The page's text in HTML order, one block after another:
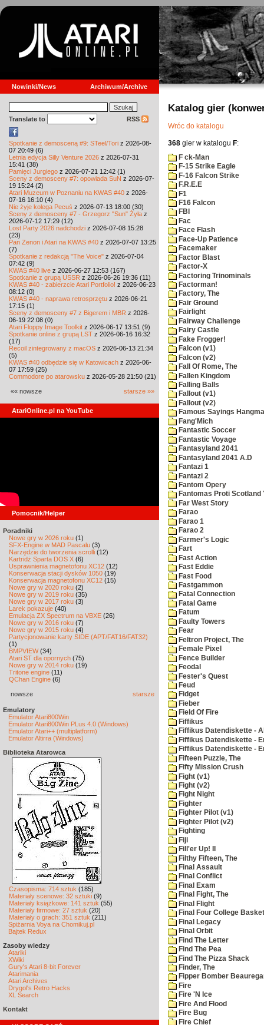
Nowinki/News Archiwum/Archive
Translate to RSS
Spotkanie z demosceną #9: STeel/Tori z 2026-08-
07 20:49 (6)
Letnia edycja Silly Venture 2026 z 2026-07-31
15:41 (38)
Pamięci Jurgiego z 2026-07-21 12:42 (1)
Sceny z demosceny #7: opowiada SuN z 2026-07-
19 15:24 (2)
Atari Muzeum w Poznaniu na KWAS #40 z 2026-
07-16 16:10 (4)
Nie żyje kolega Pecuś z 2026-07-13 18:00 (30)
Sceny z demosceny #7 - Grzegorz "Sun" Żyła z
2026-07-12 17:29 (12)
Lost Party 2026 nadchodzi z 2026-07-08 15:28
(23)
Pan Zenon i Atari na KWAS #40 z 2026-07-07 13:25
(7)
Spotkanie z redakcją "The Voice" z 2026-07-04
07:42 (9)
KWAS #40 live z 2026-06-27 12:53 (167)
Spotkanie z grupą USSR z 2026-06-26 19:36 (11)
KWAS #40 - zabierzcie Atari Portfolio! z 2026-06-23
08:12 (0)
KWAS #40 - naprawa retrosprzętu z 2026-06-21
17:15 (1)
Sceny z demosceny #7 z Bigerem i MBR z 2026-
06-19 22:08 (0)
Atari Floppy Image Toolkit z 2026-06-17 13:51 (9)
Spotkanie online z grupą LST z 2026-06-16 16:32
(17)
Recoil zintegrowany z macOS z 2026-06-13 21:34
(5)
KWAS #40 odbędzie się w Katowicach z 2026-06-
07 17:59 (25)
Commodore po atarowsku z 2026-05-28 21:50 (21)
«« nowsze starsze »»
AtariOnline.pl na YouTube
Pomocnik/Helper
Poradniki
Nowe gry w 2026 roku (1)
SFX-Engine w MAD Pascalu (3)
Narzędzie do tworzenia scrolli (12)
Kartridż Sparta DOS X (6)
Usprawnienia magnetofonu XC12 (12)
Konserwacja stacji dysków 1050 (19)
Konserwacja magnetofonu XC12 (15)
Nowe gry w 2020 roku (2)
Nowe gry w 2019 roku (35)
Nowe gry w 2017 roku (3)
Larek pokazuje (40)
Emulacja ZX Spectrum na VBXE (26)
Nowe gry w 2016 roku (7)
Nowe gry w 2015 roku (4)
Partycjonowanie karty SIDE (APT/FAT16/FAT32)
(1)
BMPVIEW(34)
Atari ST dla opornych (75)
Nowe gry w 2014 roku (19)
Tritone engine (11)
QChan Engine (6)
nowsze starsze
Emulatory
Emulator Atari800Win
Emulator Atari800Win PLus 4.0 (Windows)
Emulator Atari++ (multiplatform)
Emulator Altirra (Windows)
Biblioteka Atarowca
Czasopisma: 714 sztuk (185)
Materiały scenowe: 32 sztuki (9)
Materiały książkowe: 141 sztuk (55)
Materiały firmowe: 27 sztuk (20)
Materiały o grach: 351 sztuk (211)
Spiżarnia Voya na Chomikuj.pl
Bajtek Redux
Zasoby wiedzy
Atariki
XWiki
Gury's Atari 8-bit Forever
Atarimania
Atari Archives
Drygol's Retro Hacks
XL Search
Kontakt
Katalog gier
Wróc do katalogu
368 gier w katalogu F:
F ck-Man
F-15 Strike Eagle
F-16 Falcon Strike
F.R.E.E
F1
F16 Falcon
FBI
Fac
Face Flash
Face-Up Patience
Facemaker
Factor Blast
Factor-X
Factoring Trinominals
Factorman!
Factory, The
Fair Ground
Fairlight
Fairway Challenge
Fairy Castle
Fake Frogger!
Falcon (v1)
Falcon (v2)
Fall Of Rome, The
Fallen Kingdom
Falling Balls
Fallout (v1)
Fallout (v2)
Famous Sayings
Fang'Mich
Fantastic Soccer
Fantastic Voyage
Fantasyland 2041
Fantasyland 2041 A.D
Fantazi 1
Fantazi 2
Fantom Opery
Fantomas Proti Scotland
Far West Story
Farao
Farao 1
Farao 2
Farmer's Logic
Fart
Fast Action
Fast Eddie
Fast Food
Fastgammon
Fatal Connection
Fatal Game
Fatum
Faulty Towers
Fear
Feltron Project, The
Female Pixel
Fence Builder
Feodal
Fester's Quest
Feud
Fidget
Fieber
Field Of Fire
Fiffikus
Fiffikus Datendiskette -
Fiffikus Datendiskette -
Fiffikus Datendiskette -
Fifteen Puzzle, The
Fifty Mission Crush
Fight (v1)
Fight (v2)
Fight Night
Fighter
Fighter Pilot (v1)
Fighter Pilot (v2)
Fighting
Fiji
Fill'er Up! II
Filthy Fifteen, The
Final Assault
Final Conflict
Final Exam
Final Fight, The
Final Flight
Final Four College
Final Legacy
Final Orbit
Find The Letter
Find The Pea
Find The Pizza Shack
Finder, The
Fipper Bomber
Fire
Fire 'N Ice
Fire And Flood
Fire Bug
Fire Chief